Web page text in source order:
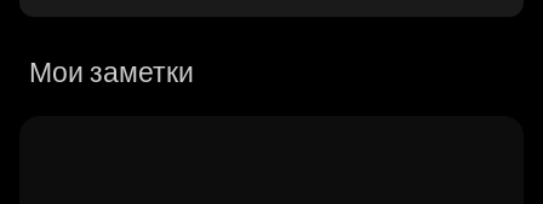
Мои заметки